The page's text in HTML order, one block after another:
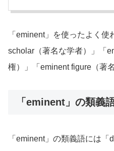
「eminent」を使ったよく
scholar（著名な学者）」「
権）」「eminent figure（著
「eminent」の類義
「eminent」の類義語には「